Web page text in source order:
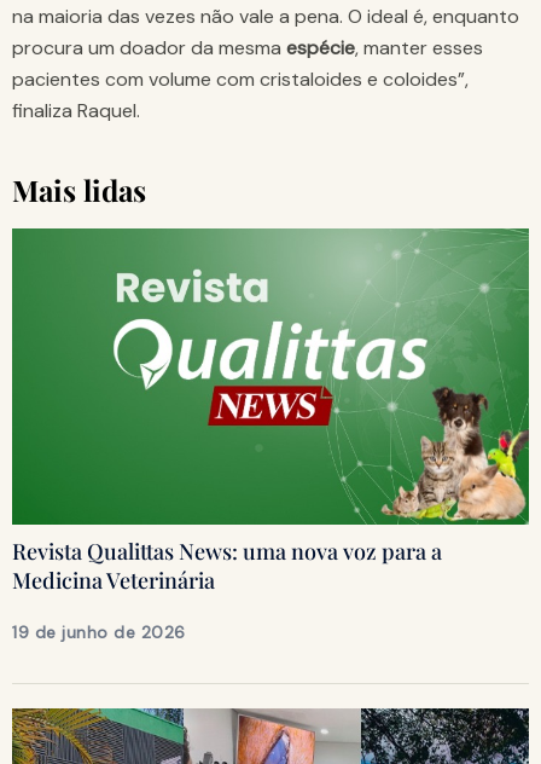
na maioria das vezes não vale a pena. O ideal é, enquanto
procura um doador da mesma espécie, manter esses
pacientes com volume com cristaloides e coloides”,
finaliza Raquel.
Mais lidas
Revista Qualittas News: uma nova voz para a
Medicina Veterinária
19 de junho de 2026